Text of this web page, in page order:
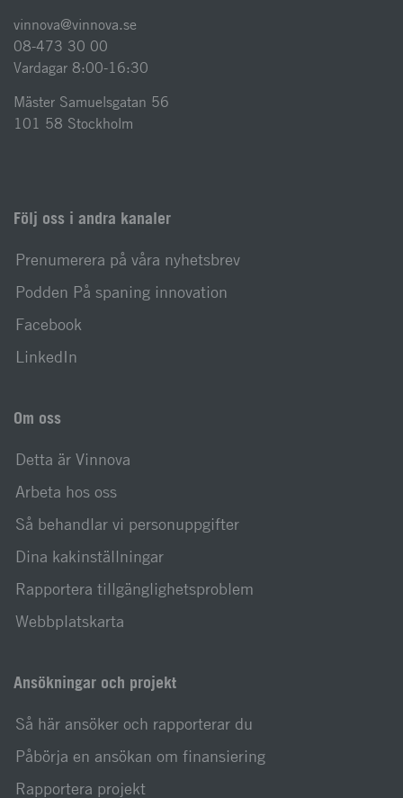
vinnova@vinnova.se
08-473 30 00
Vardagar 8:00-16:30
Mäster Samuelsgatan 56
101 58 Stockholm
Följ oss i andra kanaler
Prenumerera på våra nyhetsbrev
Podden På spaning innovation
Facebook
LinkedIn
Om oss
Detta är Vinnova
Arbeta hos oss
Så behandlar vi personuppgifter
Dina kakinställningar
Rapportera tillgänglighetsproblem
Webbplatskarta
Ansökningar och projekt
Så här ansöker och rapporterar du
Påbörja en ansökan om finansiering
Rapportera projekt